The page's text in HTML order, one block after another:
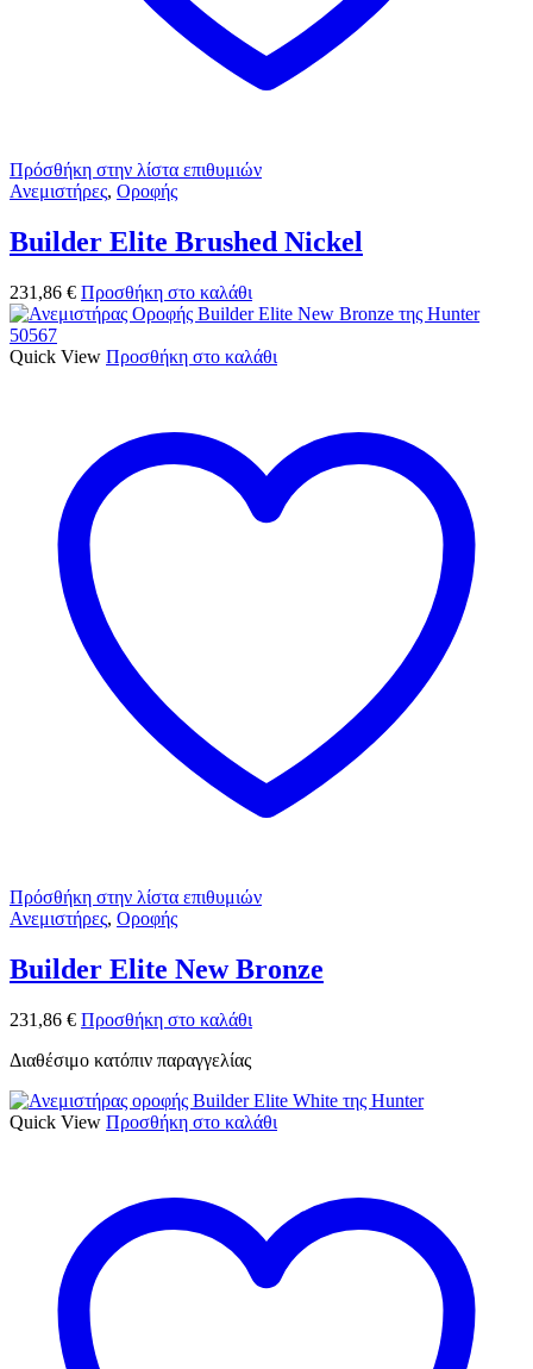
Πρόσθήκη στην λίστα επιθυμιών
Ανεμιστήρες, Οροφής
Builder Elite Brushed Nickel
231,86 € Προσθήκη στο καλάθι
Quick View Προσθήκη στο καλάθι
Πρόσθήκη στην λίστα επιθυμιών
Ανεμιστήρες, Οροφής
Builder Elite New Bronze
231,86 € Προσθήκη στο καλάθι
Διαθέσιμο κατόπιν παραγγελίας
Quick View Προσθήκη στο καλάθι